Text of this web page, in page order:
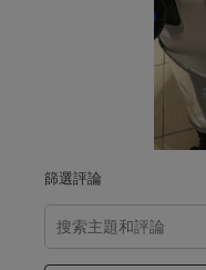
篩選評論
搜尋主題和評論搜尋區域